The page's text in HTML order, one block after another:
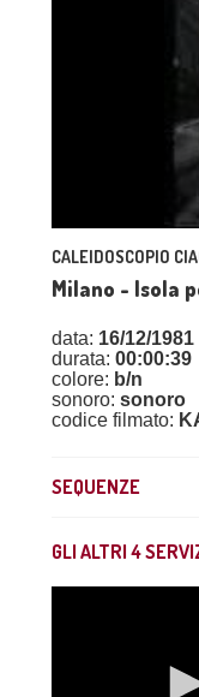
CALEIDOSCOPIO
Milano - Isola
data: 16/12/1981
durata: 00:00:39
colore: b/n
sonoro: sonoro
codice filmato:
SEQUENZE
GLI ALTRI 4